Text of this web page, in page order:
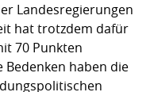
Landesregierungen
hat trotzdem dafür
70 Punkten
Bedenken haben die